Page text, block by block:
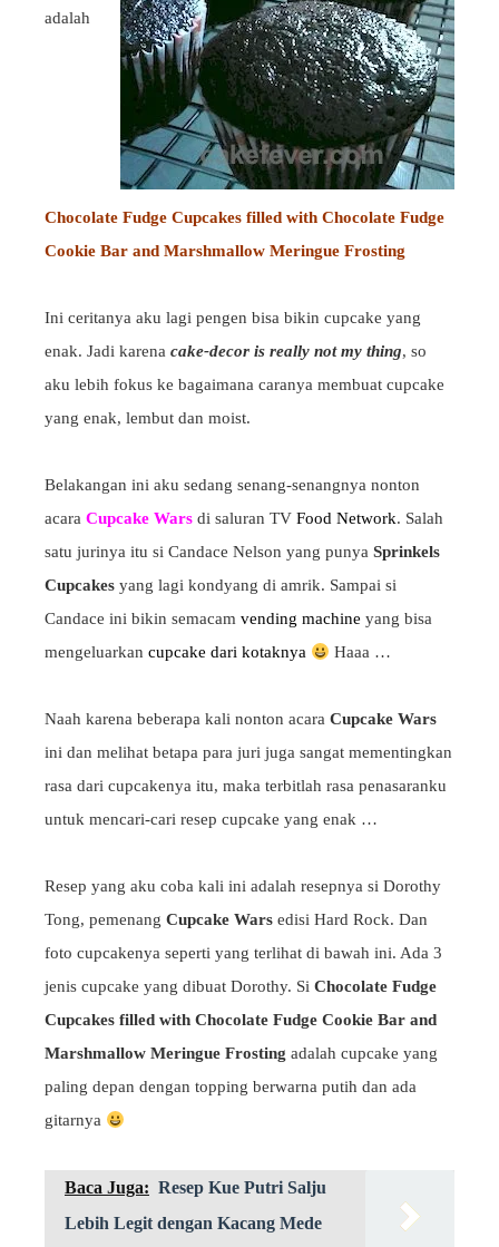
adalah
Chocolate Fudge Cupcakes filled with Chocolate Fudge
Cookie Bar and Marshmallow Meringue Frosting
Ini ceritanya aku lagi pengen bisa bikin cupcake yang
enak. Jadi karena cake-decor is really not my thing, so
aku lebih fokus ke bagaimana caranya membuat cupcake
yang enak, lembut dan moist.
Belakangan ini aku sedang senang-senangnya nonton
acara Cupcake Wars di saluran TV Food Network. Salah
satu jurinya itu si Candace Nelson yang punya Sprinkels
Cupcakes yang lagi kondyang di amrik. Sampai si
Candace ini bikin semacam vending machine yang bisa
mengeluarkan cupcake dari kotaknya Haaa …
Naah karena beberapa kali nonton acara Cupcake Wars
ini dan melihat betapa para juri juga sangat mementingkan
rasa dari cupcakenya itu, maka terbitlah rasa penasaranku
untuk mencari-cari resep cupcake yang enak …
Resep yang aku coba kali ini adalah resepnya si Dorothy
Tong, pemenang Cupcake Wars edisi Hard Rock. Dan
foto cupcakenya seperti yang terlihat di bawah ini. Ada 3
jenis cupcake yang dibuat Dorothy. Si Chocolate Fudge
Cupcakes filled with Chocolate Fudge Cookie Bar and
Marshmallow Meringue Frosting adalah cupcake yang
paling depan dengan topping berwarna putih dan ada
gitarnya
Baca Juga: Resep Kue Putri Salju
Lebih Legit dengan Kacang Mede